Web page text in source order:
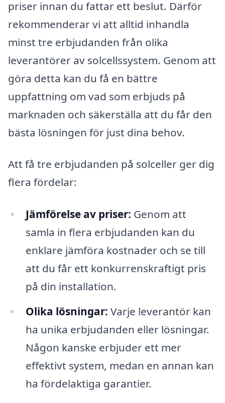
priser innan du fattar ett beslut. Därför
rekommenderar vi att alltid inhandla
minst tre erbjudanden från olika
leverantörer av solcellssystem. Genom att
göra detta kan du få en bättre
uppfattning om vad som erbjuds på
marknaden och säkerställa att du får den
bästa lösningen för just dina behov.
Att få tre erbjudanden på solceller ger dig
flera fördelar:
Jämförelse av priser: Genom att
samla in flera erbjudanden kan du
enklare jämföra kostnader och se till
att du får ett konkurrenskraftigt pris
på din installation.
Olika lösningar: Varje leverantör kan
ha unika erbjudanden eller lösningar.
Någon kanske erbjuder ett mer
effektivt system, medan en annan kan
ha fördelaktiga garantier.